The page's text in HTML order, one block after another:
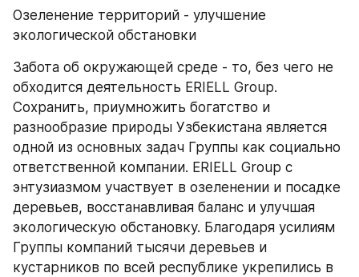
Озеленение территорий - улучшение
экологической обстановки
Забота об окружающей среде - то, без чего не
обходится деятельность ERIELL Group.
Сохранить, приумножить богатство и
разнообразие природы Узбекистана является
одной из основных задач Группы как социально
ответственной компании. ERIELL Group с
энтузиазмом участвует в озеленении и посадке
деревьев, восстанавливая баланс и улучшая
экологическую обстановку. Благодаря усилиям
Группы компаний тысячи деревьев и
кустарников по всей республике укрепились в